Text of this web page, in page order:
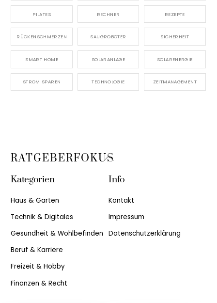
PILATES RECHNER REZEPTE
RÜCKENSCHMERZEN SAUGROBOTER SICHERHEIT
SMART HOME SOLARANLAGE SOLARENERGIE
STROM SPAREN TECHNOLOGIE ZEITMANAGEMENT
Back
Top
RATGEBERFOKUS
Kategorien
Haus & Garten
Technik & Digitales
Gesundheit & Wohlbefinden
Beruf & Karriere
Freizeit & Hobby
Finanzen & Recht
Info
Kontakt
Impressum
Datenschutzerklärung